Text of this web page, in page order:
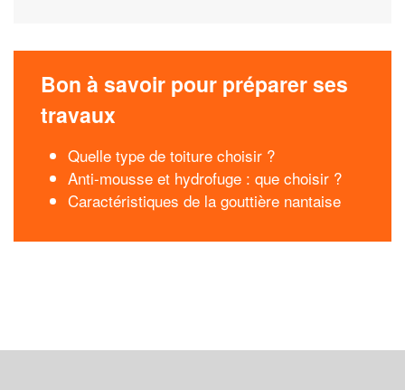
Bon à savoir pour préparer ses
travaux
Quelle type de toiture choisir ?
Anti-mousse et hydrofuge : que choisir ?
Caractéristiques de la gouttière nantaise